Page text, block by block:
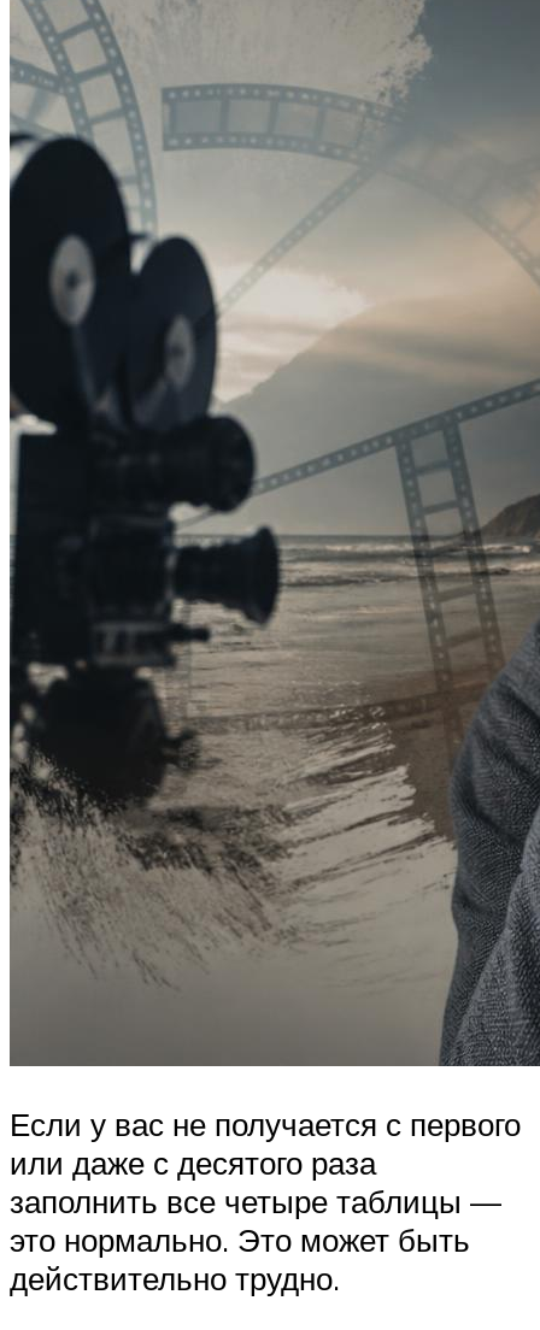
Если у вас не получается с первого
или даже с десятого раза
заполнить все четыре таблицы —
это нормально. Это может быть
действительно трудно.